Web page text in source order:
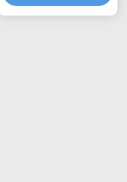
gran escala